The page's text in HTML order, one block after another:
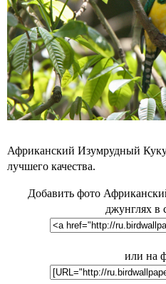
Африканский Изумрудный
лучшего качества.
Добавить фото
джунглях в
или на